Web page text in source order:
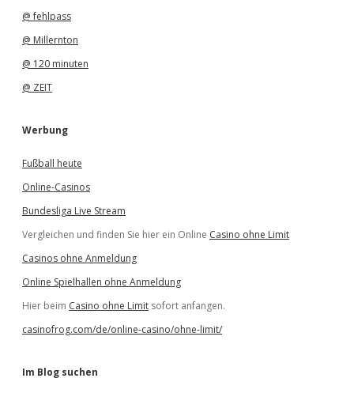
@ fehlpass
@ Millernton
@ 120 minuten
@ ZEIT
Werbung
Fußball heute
Online-Casinos
Bundesliga Live Stream
Vergleichen und finden Sie hier ein Online Casino ohne Limit
Casinos ohne Anmeldung
Online Spielhallen ohne Anmeldung
Hier beim Casino ohne Limit sofort anfangen.
casinofrog.com/de/online-casino/ohne-limit/
Im Blog suchen